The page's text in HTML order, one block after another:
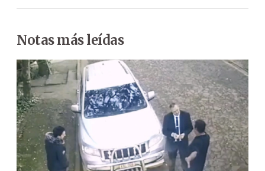
Notas más leídas